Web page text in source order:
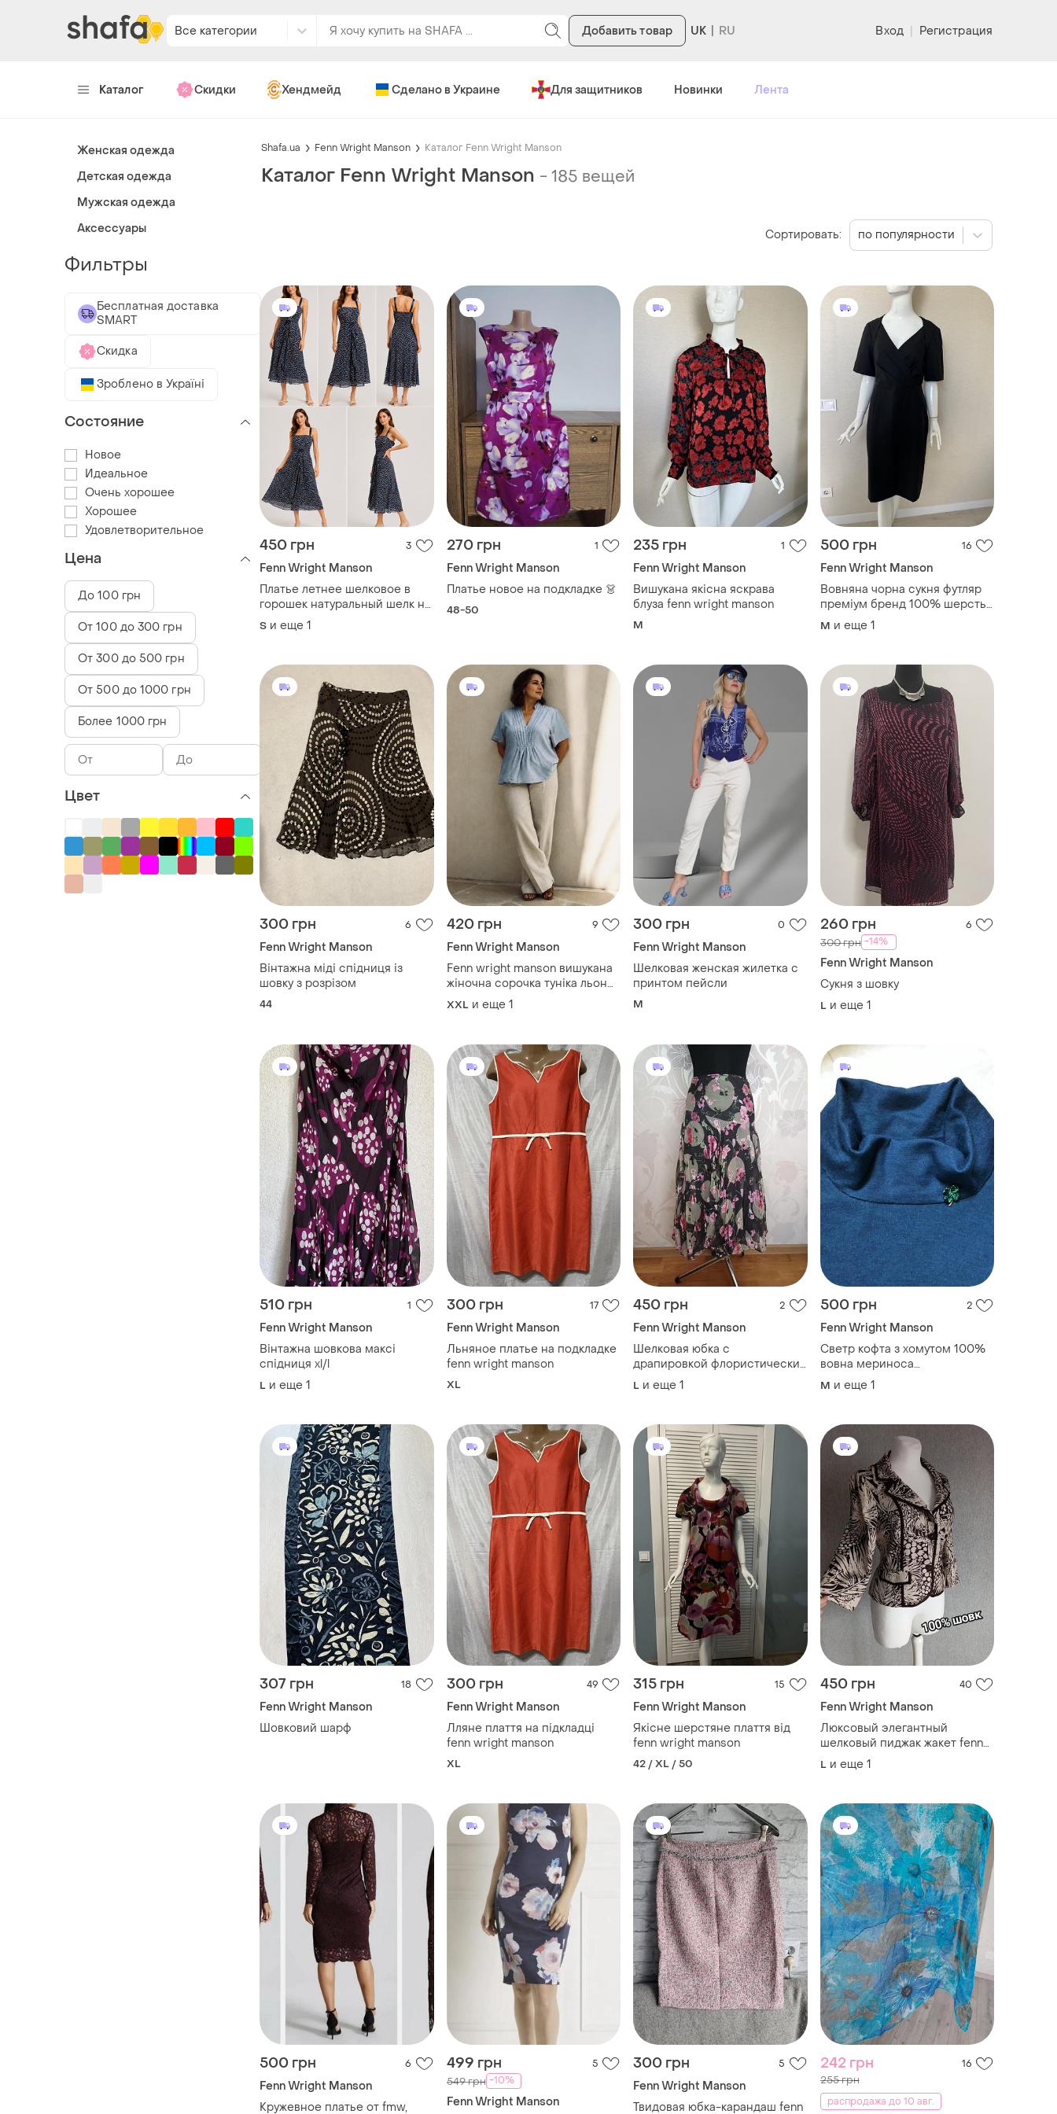
Все категории Добавить товар UK Вход | Регистрация
Каталог Скидки Хендмейд Сделано в Украине Для защитников Новинки Лента
Shafa.ua Fenn Wright Manson Каталог Fenn Wright Manson
Каталог Fenn Wright Manson -185 вещей
450 грн 3
Fenn Wright Manson
Платье летнее шелковое в
горошек натуральный шелк на
бретельках сарафан
шелковый
S и еще 1
270 грн 1
Fenn Wright Manson
Платье новое на подкладке 👗
48-50
235 грн 1
Fenn Wright Manson
Вишукана якісна яскрава
блуза fenn wright manson
M
500 грн 16
Fenn Wright Manson
Вовняна чорна сукня футляр
преміум бренд 100% шерсть
fenn wright manson
M и еще 1
300 грн 6
Fenn Wright Manson
Вінтажна міді спідниця із
шовку з розрізом
44
420 грн 9
Fenn Wright Manson
Fenn wright manson вишукана
жіночна сорочка туніка льон
розмір 2xl сіро-блакитна
XXL и еще 1
300 грн 0
Fenn Wright Manson
Шелковая женская жилетка с
принтом пейсли
M
260 грн 6
300 грн -14%
Fenn Wright Manson
Сукня з шовку
L и еще 1
510 грн 1
Fenn Wright Manson
Вінтажна шовкова максі
спідниця xl/l
L и еще 1
300 грн 17
Fenn Wright Manson
Льняное платье на подкладке
fenn wright manson
XL
450 грн 2
Fenn Wright Manson
Шелковая юбка с
драпировкой флористический
принт
L и еще 1
500 грн 2
Fenn Wright Manson
Светр кофта з хомутом 100%
вовна мериноса
смарагдового кольору розмір
м
M и еще 1
307 грн 18
Fenn Wright Manson
Шовковий шарф
300 грн 49
Fenn Wright Manson
Лляне плаття на підкладці
fenn wright manson
XL
315 грн 15
Fenn Wright Manson
Якісне шерстяне плаття від
fenn wright manson
42 / XL / 50
450 грн 40
Fenn Wright Manson
Люксовый элегантный
шелковый пиджак жакет fenn
wright manson 💎100% шовк
L и еще 1
500 грн 6
Fenn Wright Manson
Кружевное платье от fmw,
499 грн 5
549 грн -10%
Fenn Wright Manson
300 грн 5
Fenn Wright Manson
Твидовая юбка-карандаш fenn
242 грн 16
255 грн
распродажа до 10 авг.
Сортировать: по популярности
Женская одежда
Детская одежда
Мужская одежда
Аксессуары
Фильтры
Бесплатная доставка
SMART
Скидка
Зроблено в Україні
Состояние
Новое
Идеальное
Очень хорошее
Хорошее
Удовлетворительное
Цена
До 100 грн
От 100 до 300 грн
От 300 до 500 грн
От 500 до 1000 грн
Более 1000 грн
Цвет